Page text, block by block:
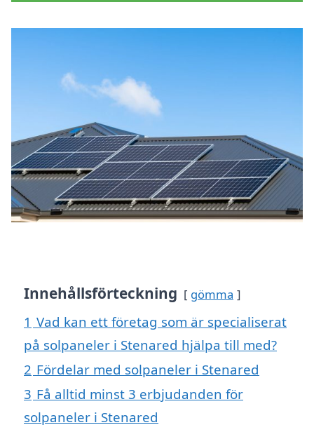
Innehållsförteckning gömma
1 Vad kan ett företag som är specialiserat
på solpaneler i Stenared hjälpa till med?
2 Fördelar med solpaneler i Stenared
3 Få alltid minst 3 erbjudanden för
solpaneler i Stenared